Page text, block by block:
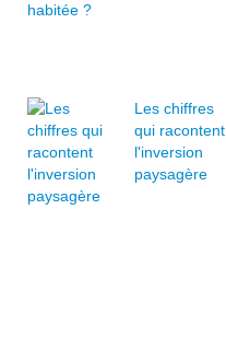
Les chiffres
qui racontent
l'inversion
paysagère